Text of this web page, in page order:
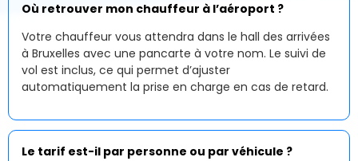
Où retrouver mon chauffeur à l’aéroport ?
Votre chauffeur vous attendra dans le hall des arrivées
à Bruxelles avec une pancarte à votre nom. Le suivi de
vol est inclus, ce qui permet d’ajuster
automatiquement la prise en charge en cas de retard.
Le tarif est-il par personne ou par véhicule ?